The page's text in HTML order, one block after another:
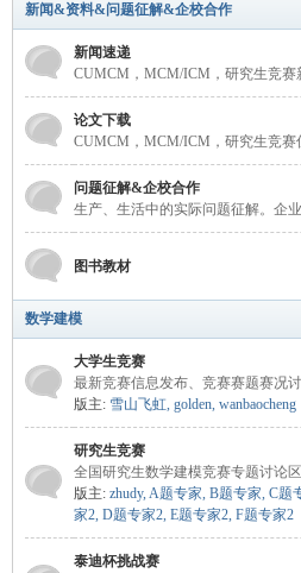
»
新闻&资料&问题征解&企校合作
新闻速递
CUMCM，MCM/ICM，研究生竞赛
论文下载
CUMCM，MCM/ICM，研究生竞赛
问题征解&企校合作
生产、生活中的实际问题征解。企
图书教材
数学建模
大学生竞赛
最新竞赛信息发布、竞赛赛题赛况
版主: 雪山飞虹, golden, wanbaocheng
研究生竞赛
全国研究生数学建模竞赛专题讨论区
版主: zhudy, A题专家, B题专家, C题
家2, D题专家2, E题专家2, F题专家2
泰迪杯挑战赛